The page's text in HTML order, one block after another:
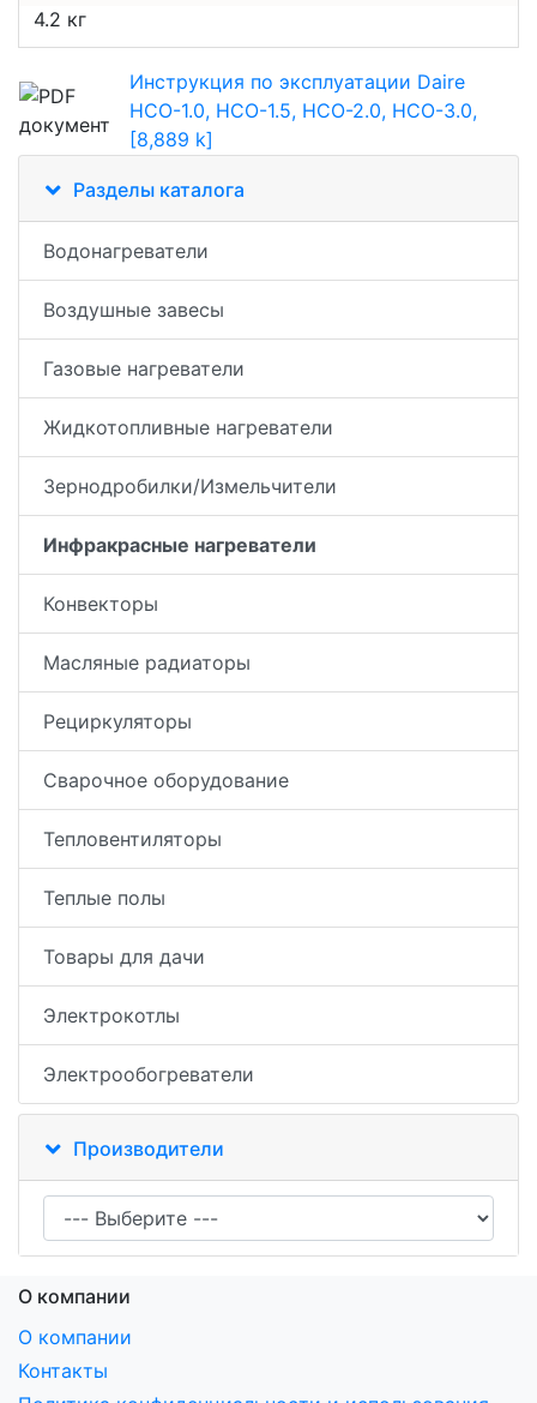
4.2 кг
Инструкция по эксплуатации Daire
НСО-1.0, НСО-1.5, НСО-2.0, НСО-3.0,
[8,889 k]
Разделы каталога
Водонагреватели
Воздушные завесы
Газовые нагреватели
Жидкотопливные нагреватели
Зернодробилки/Измельчители
Инфракрасные нагреватели
Конвекторы
Масляные радиаторы
Рециркуляторы
Сварочное оборудование
Тепловентиляторы
Теплые полы
Товары для дачи
Электрокотлы
Электрообогреватели
Производители
О компании
О компании
Контакты